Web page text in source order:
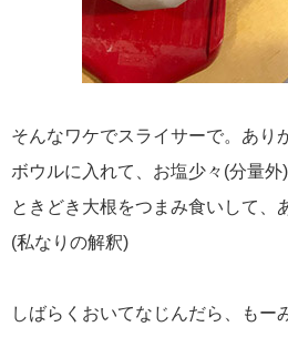
そんなワケでスライサーで。あり
ボウルに入れて、お塩少々(分量
ときどき大根をつまみ食いして、
(私なりの解釈)
しばらくおいてなじんだら、もー